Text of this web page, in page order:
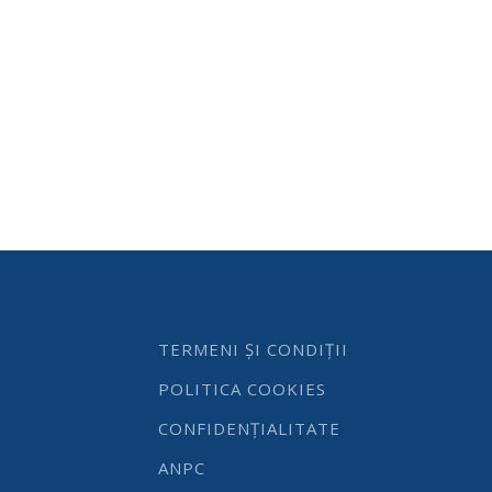
TERMENI ȘI CONDIȚII
POLITICA COOKIES
CONFIDENȚIALITATE
ANPC